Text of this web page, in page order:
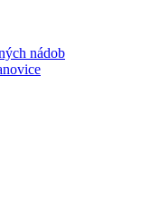
nádob